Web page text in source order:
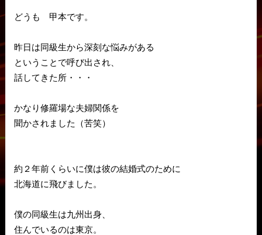
どうも 甲本です。
昨日は同級生から深刻な悩みがある
ということで呼び出され、
話してきた所・・・
かなり修羅場な夫婦関係を
聞かされました（苦笑）
約２年前くらいに僕は彼の結婚式のために
北海道に飛びました。
僕の同級生は九州出身、
住んでいるのは東京。